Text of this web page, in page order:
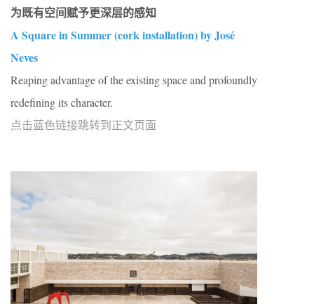
为既有空间赋予更深层的感知
A Square in Summer (cork installation) by José
Neves
Reaping advantage of the existing space and profoundly
redefining its character.
点击蓝色链接跳转到正文页面